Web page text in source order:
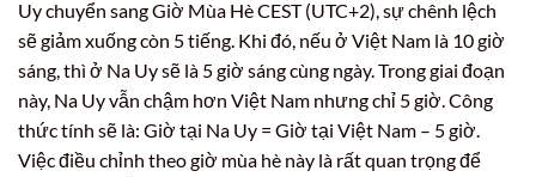
Uy chuyển sang Giờ Mùa Hè CEST (UTC+2), sự chênh lệch
sẽ giảm xuống còn 5 tiếng. Khi đó, nếu ở Việt Nam là 10 giờ
sáng, thì ở Na Uy sẽ là 5 giờ sáng cùng ngày. Trong giai đoạn
này, Na Uy vẫn chậm hơn Việt Nam nhưng chỉ 5 giờ. Công
thức tính sẽ là: Giờ tại Na Uy = Giờ tại Việt Nam – 5 giờ.
Việc điều chỉnh theo giờ mùa hè này là rất quan trọng để